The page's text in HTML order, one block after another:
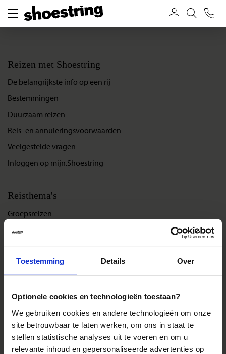
Toestemming Details Over
Optionele cookies en technologieën toestaan?
We gebruiken cookies en andere technologieën om onze
site betrouwbaar te laten werken, om ons in staat te
stellen statistische analyses uit te voeren en om u
relevante inhoud en gepersonaliseerde advertenties op
Reizen met Shoestring
De belangrijkste info op een rij
Bestemmingen
Duurzaam reizen
Reis- en annuleringsvoorwaarden
Veelgestelde vragen
Inloggen op mijn.Shoestring
Reisthema's
Groepsreizen
Single reizen
Festivalreizen
Gegarandeerde reizen
Nieuwe reizen
Over Shoestring
Bel, mail of chat met ons
Privacybeleid